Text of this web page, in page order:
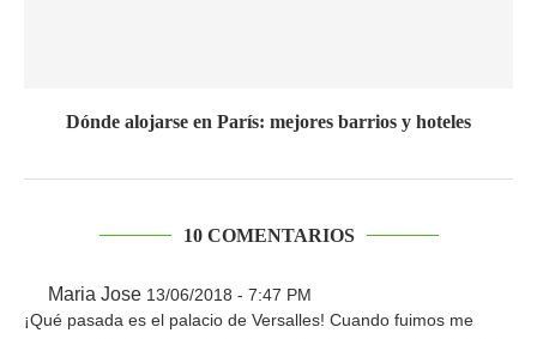
Dónde alojarse en París: mejores barrios y hoteles
10 COMENTARIOS
Maria Jose 13/06/2018 - 7:47 PM
¡Qué pasada es el palacio de Versalles! Cuando fuimos me